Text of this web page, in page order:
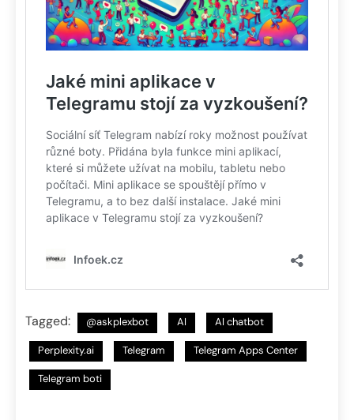
Tagged: @askplexbot AI AI chatbot
Perplexity.ai Telegram Telegram Apps Center
Telegram boti